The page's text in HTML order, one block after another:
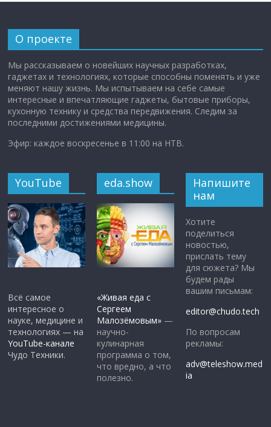
О проекте
Мы рассказываем о новейших научных разработках,
гаджетах и технологиях, которые способны поменять и уже
меняют нашу жизнь. Мы испытываем на себе самые
интересные и впечатляющие гаджеты, бытовые приборы,
кухонную технику и средства передвижения. Следим за
последними достижениями медицины.
Эфир: каждое воскресенье в 11:00 на НТВ.
YouTube
Всё самое
интересное о
науке, медицине и
технологиях — на
YouTube-канале
Чудо Техники.
eda.show
«Живая еда с
Сергеем
Малозёмовым» —
научно-
кулинарная
программа о том,
что вредно, а что
полезно.
Напишите
нам
Хотите
поделиться
новостью,
прислать тему
для сюжета? Мы
будем рады
вашим письмам:
editor@chudo.tech
По вопросам
рекламы:
adv@teleshow.med
ia